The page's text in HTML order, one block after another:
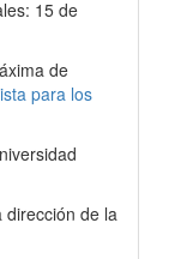
15 de
de
para los
dirección de la